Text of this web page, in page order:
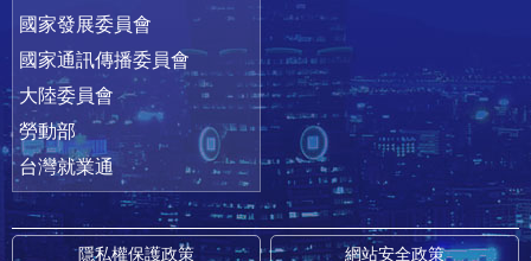
國家發展委員會
國家通訊傳播委員會
大陸委員會
勞動部
台灣就業通
隱私權保護政策 網站安全政策